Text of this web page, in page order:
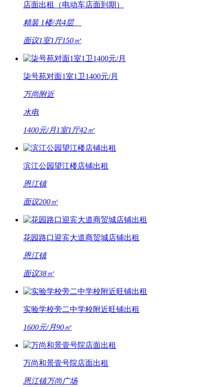
店面出租（电动车店面到期）
精装 1楼/共4层
面议1室1厅150㎡
柒号苑对面1室1卫1400元/月
万尚附近
水电
1400元/月1室1厅42㎡
滨江公园望江楼店铺出租
恩江镇
面议200㎡
花园路口迎宾大道商贸城店铺出租
恩江镇
面议38㎡
实验学校旁二中学校附近旺铺出租
1600元/月90㎡
万尚和景壹号院店面出租
恩江镇万尚广场